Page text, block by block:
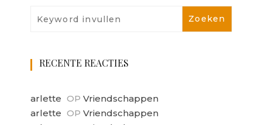
RECENTE REACTIES
arlette OP Vriendschappen
arlette OP Vriendschappen